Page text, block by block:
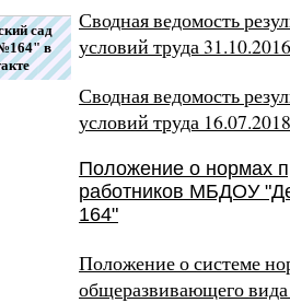
сад
в
Сводная ведомость
условий труда
Сводная ведомость
условий труда 16.07.2018
Положение о нормах
работников МБДОУ
164"
Положение о системе
общеразвивающего